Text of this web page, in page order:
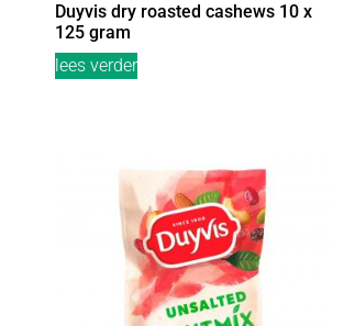
Duyvis dry roasted cashews 10 x
125 gram
lees verder